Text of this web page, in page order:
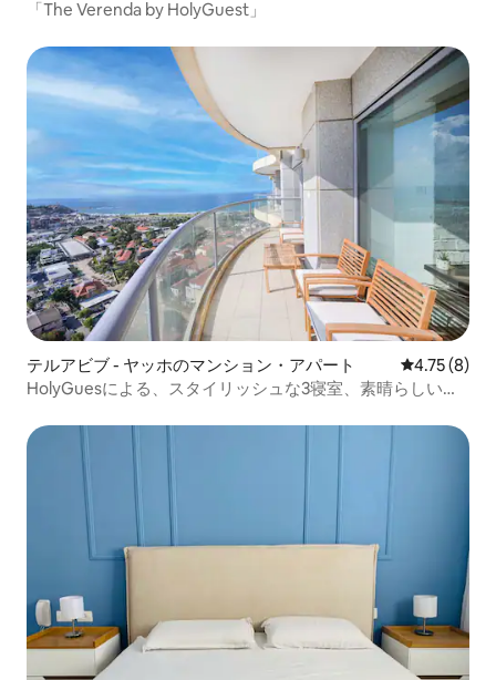
「The Verenda by HolyGuest」
テルアビブ - ヤッホのマンション・アパート レビュー8
4.75 (8)
HolyGuesによる、スタイリッシュな3寝室、素晴らしい海